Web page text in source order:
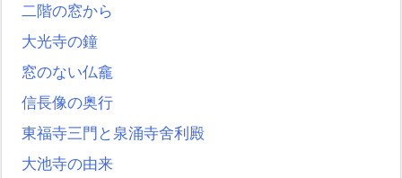
二階の窓から
大光寺の鐘
窓のない仏龕
信長像の奥行
東福寺三門と泉涌寺舍利殿
大池寺の由来